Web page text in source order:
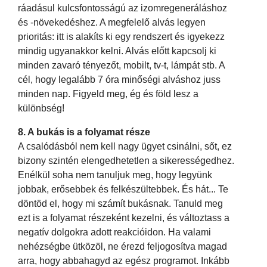
ráadásul kulcsfontosságú az izomregeneráláshoz
és -növekedéshez. A megfelelő alvás legyen
prioritás: itt is alakíts ki egy rendszert és igyekezz
mindig ugyanakkor kelni. Alvás előtt kapcsolj ki
minden zavaró tényezőt, mobilt, tv-t, lámpát stb. A
cél, hogy legalább 7 óra minőségi alváshoz juss
minden nap. Figyeld meg, ég és föld lesz a
különbség!
8. A bukás is a folyamat része
A csalódásból nem kell nagy ügyet csinálni, sőt, ez
bizony szintén elengedhetetlen a sikerességedhez.
Enélkül soha nem tanuljuk meg, hogy legyünk
jobbak, erősebbek és felkészültebbek. És hát... Te
döntöd el, hogy mi számít bukásnak. Tanuld meg
ezt is a folyamat részeként kezelni, és változtass a
negatív dolgokra adott reakcióidon. Ha valami
nehézségbe ütközöl, ne érezd feljogosítva magad
arra, hogy abbahagyd az egész programot. Inkább